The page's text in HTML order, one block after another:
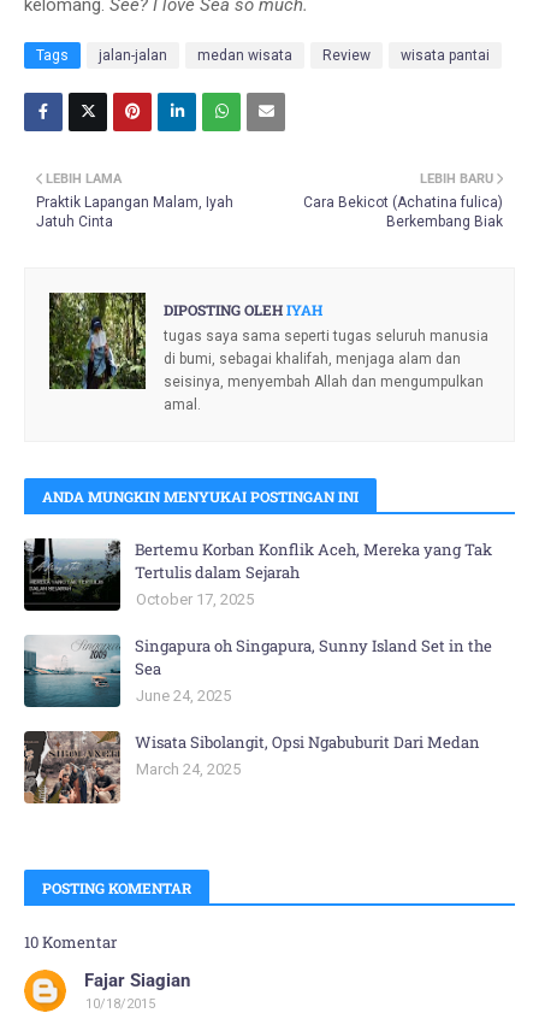
kelomang. See? I love Sea so much.
Tags jalan-jalan medan wisata Review wisata pantai
LEBIH BARU
Cara Bekicot (Achatina fulica)
Berkembang Biak
LEBIH LAMA
Praktik Lapangan Malam, Iyah
Jatuh Cinta
DIPOSTING OLEHIYAH
tugas saya sama seperti tugas seluruh manusia
di bumi, sebagai khalifah, menjaga alam dan
seisinya, menyembah Allah dan mengumpulkan
amal.
ANDA MUNGKIN MENYUKAI POSTINGAN INI
Bertemu Korban Konflik Aceh, Mereka yang Tak
Tertulis dalam Sejarah
October 17, 2025
Singapura oh Singapura, Sunny Island Set in the
Sea
June 24, 2025
Wisata Sibolangit, Opsi Ngabuburit Dari Medan
March 24, 2025
POSTING KOMENTAR
10 Komentar
Fajar Siagian
10/18/2015